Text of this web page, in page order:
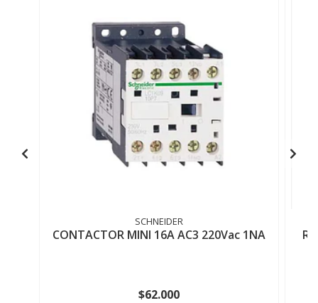
SCHNEIDER
CONTACTOR MINI 16A AC3 220Vac 1NA
$62.000